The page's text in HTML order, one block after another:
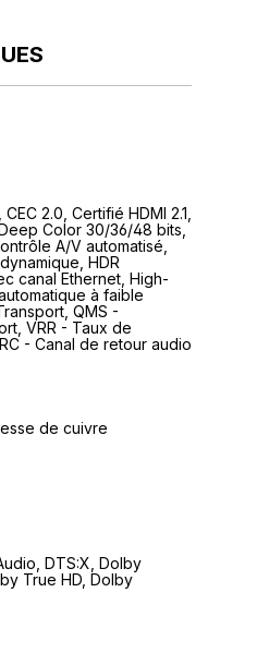
2.0, Certifié HDMI 2.1,
Color 30/36/48 bits,
A/V automatisé,
HDR
canal Ethernet, High-
à faible
QMS -
VRR - Taux de
- Canal de retour audio
de cuivre
DTS:X, Dolby
True HD, Dolby